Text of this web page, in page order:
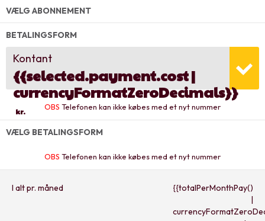
VÆLG ABONNEMENT
BETALINGSFORM
Kontant
{{selected.payment.cost |
currencyFormatZeroDecimals}}
kr. OBS Telefonen kan ikke købes med et nyt nummer
VÆLG BETALINGSFORM
OBS Telefonen kan ikke købes med et nyt nummer
I alt pr. måned
{{totalPerMonthPay()
|